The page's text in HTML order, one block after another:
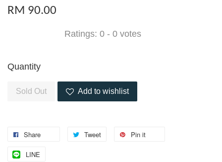
RM 90.00
Ratings: 0 - 0 votes
Quantity
Sold Out Add to wishlist
Share Tweet Pin it
LINE